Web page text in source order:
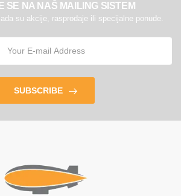
SE NA NAŠ MAILING SISTEM
su akcije, rasprodaje ili specijalne ponude.
SUBSCRIBE